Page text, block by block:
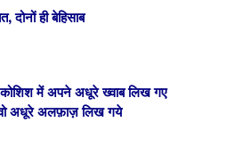
दोनों ही बेहिसाब
मेंअपनेअधूरे ख्वाब लिख गए
अधूरे अलफ़ाज़ लिख गये